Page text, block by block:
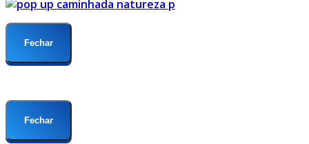
Fechar
Fechar